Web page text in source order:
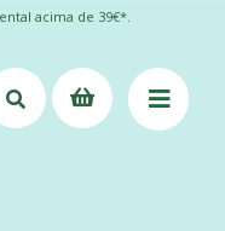
acima de 39€*.